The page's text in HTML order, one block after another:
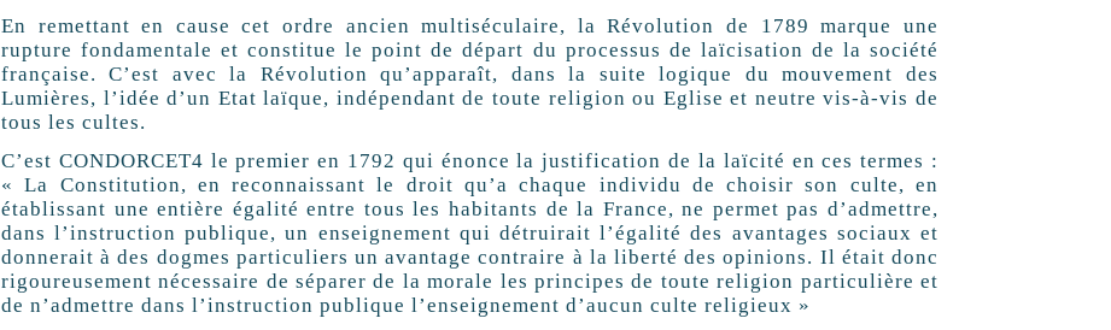
En remettant en cause cet ordre ancien multiséculaire, la Révolution de 1789 marque une
rupture fondamentale et constitue le point de départ du processus de laïcisation de la société
française. C’est avec la Révolution qu’apparaît, dans la suite logique du mouvement des
Lumières, l’idée d’un Etat laïque, indépendant de toute religion ou Eglise et neutre vis-à-vis de
tous les cultes.
C’est CONDORCET4 le premier en 1792 qui énonce la justification de la laïcité en ces termes :
« La Constitution, en reconnaissant le droit qu’a chaque individu de choisir son culte, en
établissant une entière égalité entre tous les habitants de la France, ne permet pas d’admettre,
dans l’instruction publique, un enseignement qui détruirait l’égalité des avantages sociaux et
donnerait à des dogmes particuliers un avantage contraire à la liberté des opinions. Il était donc
rigoureusement nécessaire de séparer de la morale les principes de toute religion particulière et
de n’admettre dans l’instruction publique l’enseignement d’aucun culte religieux »